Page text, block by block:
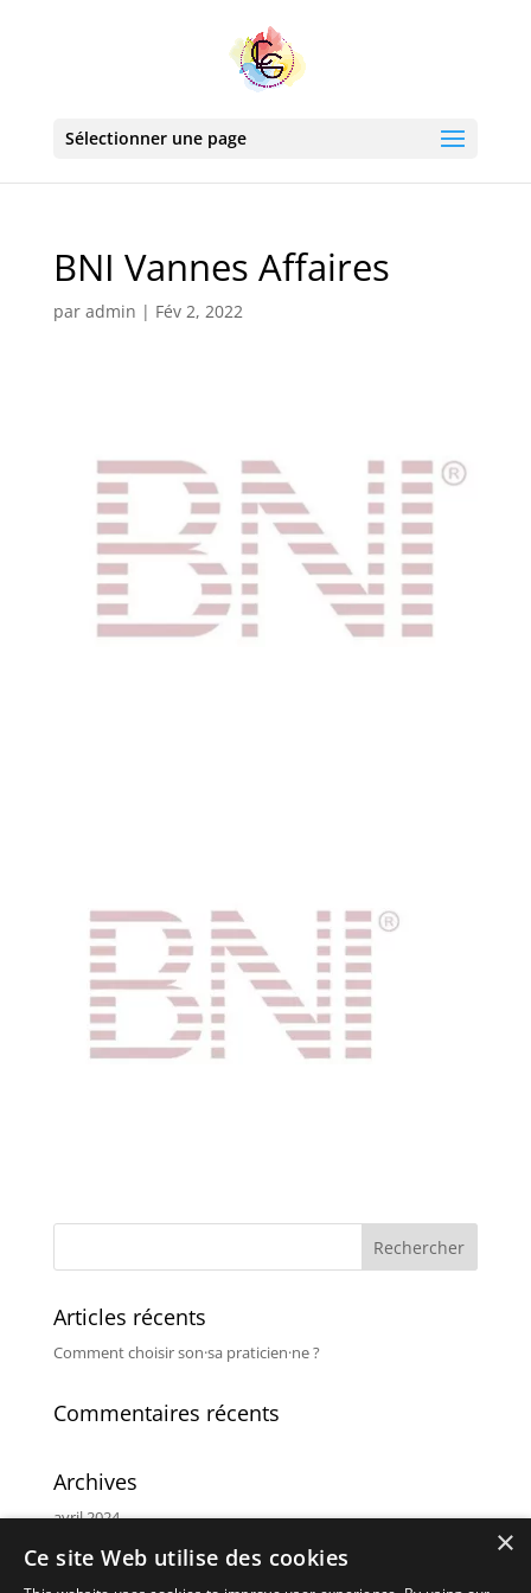
Sélectionner une page
BNI Vannes Affaires
par admin | Fév 2, 2022
Articles récents
Comment choisir son·sa praticien·ne ?
Commentaires récents
Archives
avril 2024
×
Ce site Web utilise des cookies